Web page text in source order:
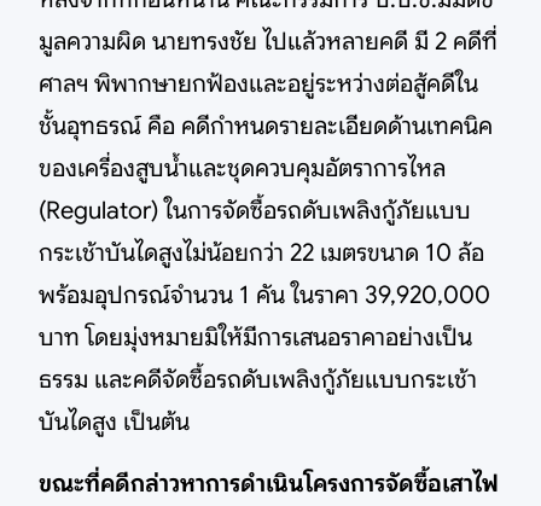
มูลความผิด นายทรงชัย ไปแล้วหลายคดี มี 2 คดีที่
ศาลฯ พิพากษายกฟ้องและอยู่ระหว่างต่อสู้คดีใน
ชั้นอุทธรณ์ คือ คดีกำหนดรายละเอียดด้านเทคนิค
ของเครี่องสูบน้ำและชุดควบคุมอัตราการไหล
(Regulator) ในการจัดซื้อรถดับเพลิงกู้ภัยแบบ
กระเช้าบันไดสูงไม่น้อยกว่า 22 เมตรขนาด 10 ล้อ
พร้อมอุปกรณ์จำนวน 1 คัน ในราคา 39,920,000
บาท โดยมุ่งหมายมิให้มีการเสนอราคาอย่างเป็น
ธรรม และคดีจัดซื้อรถดับเพลิงกู้ภัยแบบกระเช้า
บันไดสูง เป็นต้น
ขณะที่คดีกล่าวหาการดำเนินโครงการจัดซื้อเสาไฟ